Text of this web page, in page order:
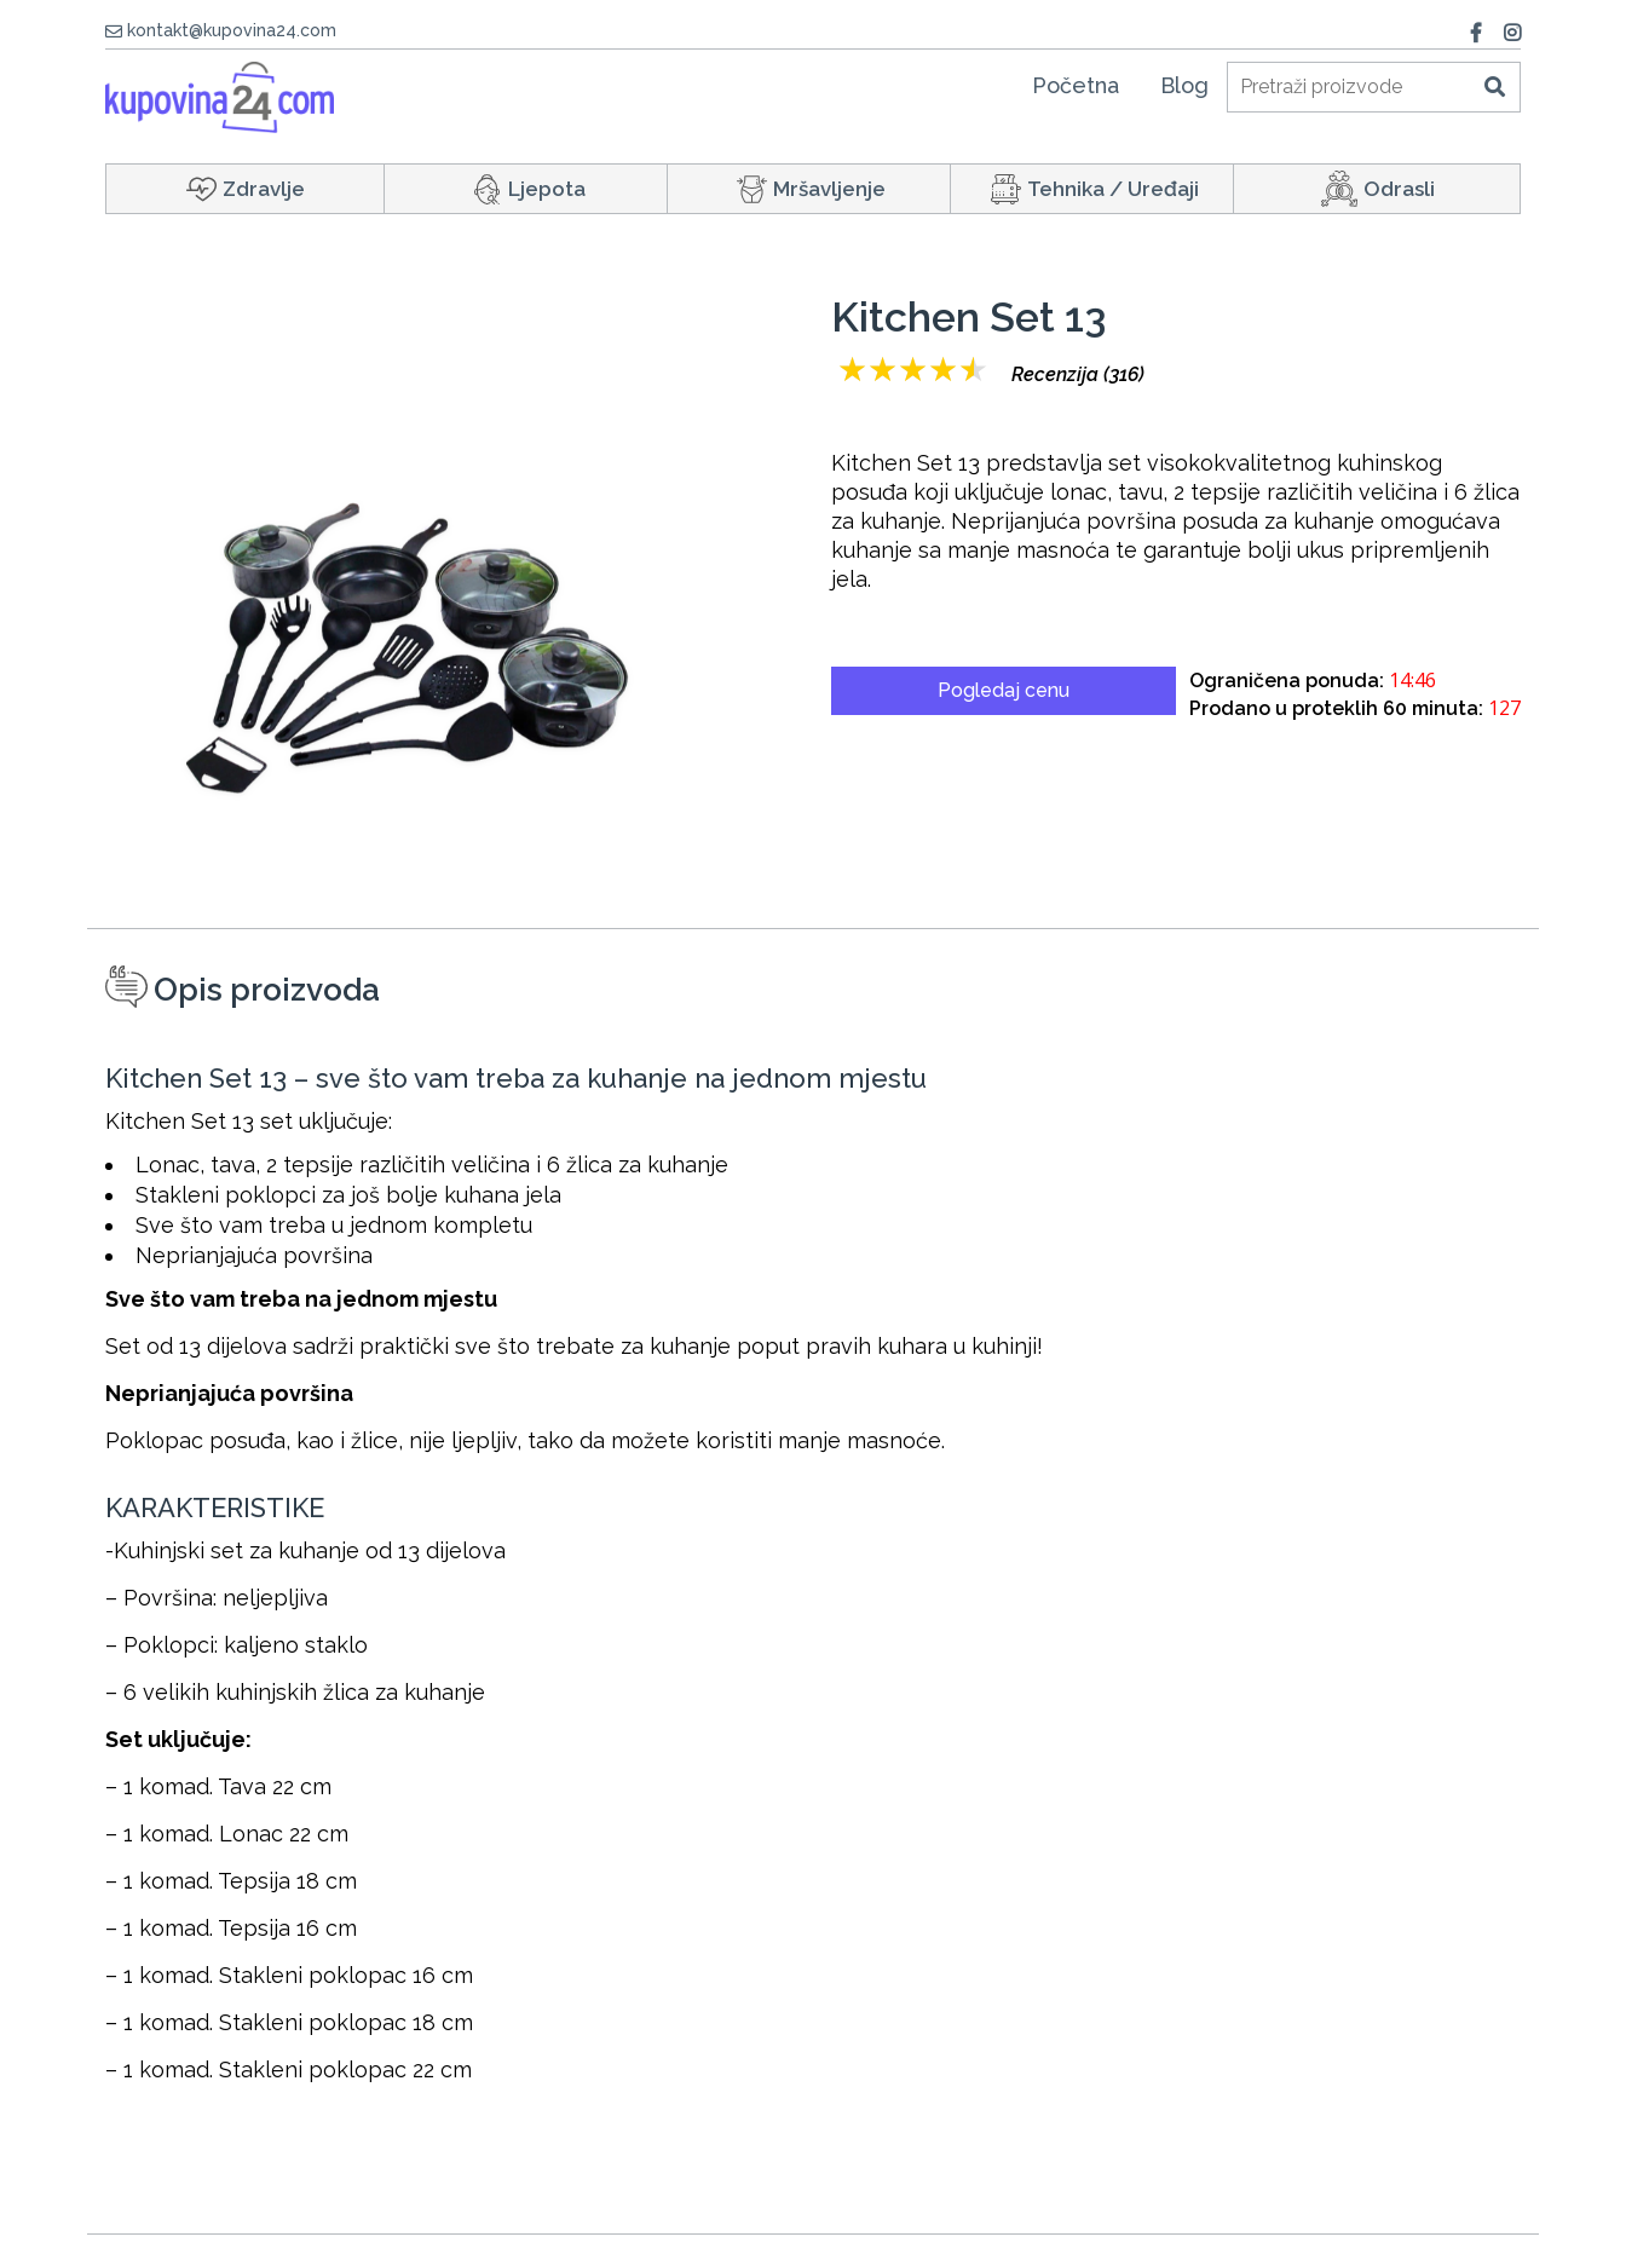
kontakt@kupovina24.com
Početna Blog
Zdravlje Ljepota Mršavljenje Tehnika / Uređaji Odrasli
Kitchen Set 13
★★★★★ Recenzija (316)
Kitchen Set 13 predstavlja set visokokvalitetnog kuhinskog
posuđa koji uključuje lonac, tavu, 2 tepsije različitih veličina i 6 žlica
za kuhanje. Neprijanjuća površina posuda za kuhanje omogućava
kuhanje sa manje masnoća te garantuje bolji ukus pripremljenih
jela.
Pogledaj cenu Ograničena ponuda: 14:46
Prodano u proteklih 60 minuta: 127
Opis proizvoda
Kitchen Set 13 – sve što vam treba za kuhanje na jednom mjestu
Kitchen Set 13 set uključuje:
Lonac, tava, 2 tepsije različitih veličina i 6 žlica za kuhanje
Stakleni poklopci za još bolje kuhana jela
Sve što vam treba u jednom kompletu
Neprianjajuća površina
Sve što vam treba na jednom mjestu
Set od 13 dijelova sadrži praktički sve što trebate za kuhanje poput pravih kuhara u kuhinji!
Neprianjajuća površina
Poklopac posuđa, kao i žlice, nije ljepljiv, tako da možete koristiti manje masnoće.
KARAKTERISTIKE
-Kuhinjski set za kuhanje od 13 dijelova
– Površina: neljepljiva
– Poklopci: kaljeno staklo
– 6 velikih kuhinjskih žlica za kuhanje
Set uključuje:
– 1 komad. Tava 22 cm
– 1 komad. Lonac 22 cm
– 1 komad. Tepsija 18 cm
– 1 komad. Tepsija 16 cm
– 1 komad. Stakleni poklopac 16 cm
– 1 komad. Stakleni poklopac 18 cm
– 1 komad. Stakleni poklopac 22 cm